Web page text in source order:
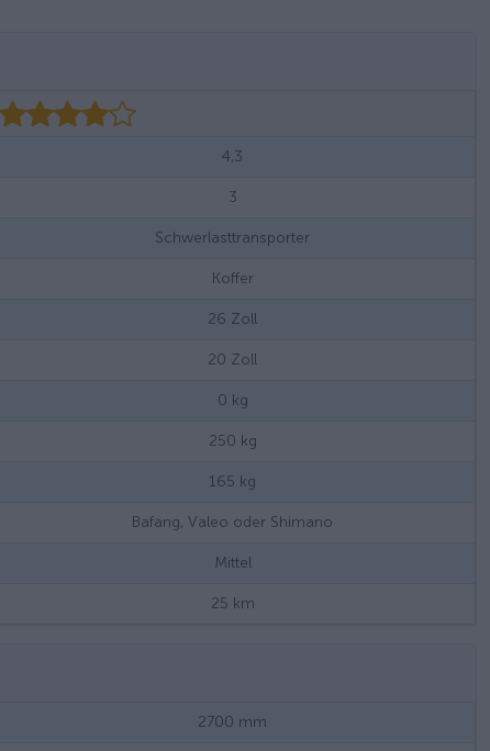
4,3
3
Schwerlasttransporter
Koffer
26 Zoll
20 Zoll
0 kg
250 kg
165 kg
Bafang, Valeo oder Shimano
Mittel
25 km
2700 mm